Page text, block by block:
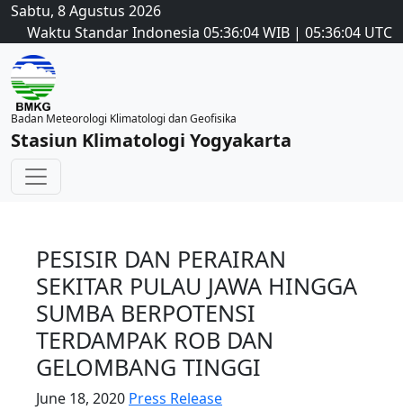
Sabtu, 8 Agustus 2026
Waktu Standar Indonesia 05:36:04WIB | 05:36:04 UTC
Badan Meteorologi Klimatologi dan Geofisika
Stasiun Klimatologi Yogyakarta
PESISIR DAN PERAIRAN
SEKITAR PULAU JAWA HINGGA
SUMBA BERPOTENSI
TERDAMPAK ROB DAN
GELOMBANG TINGGI
June 18, 2020 Press Release